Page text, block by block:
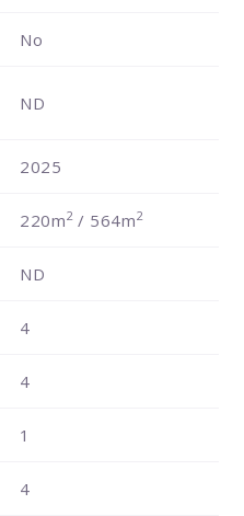
No
ND
2025
220m2/ 564m2
ND
4
4
1
4